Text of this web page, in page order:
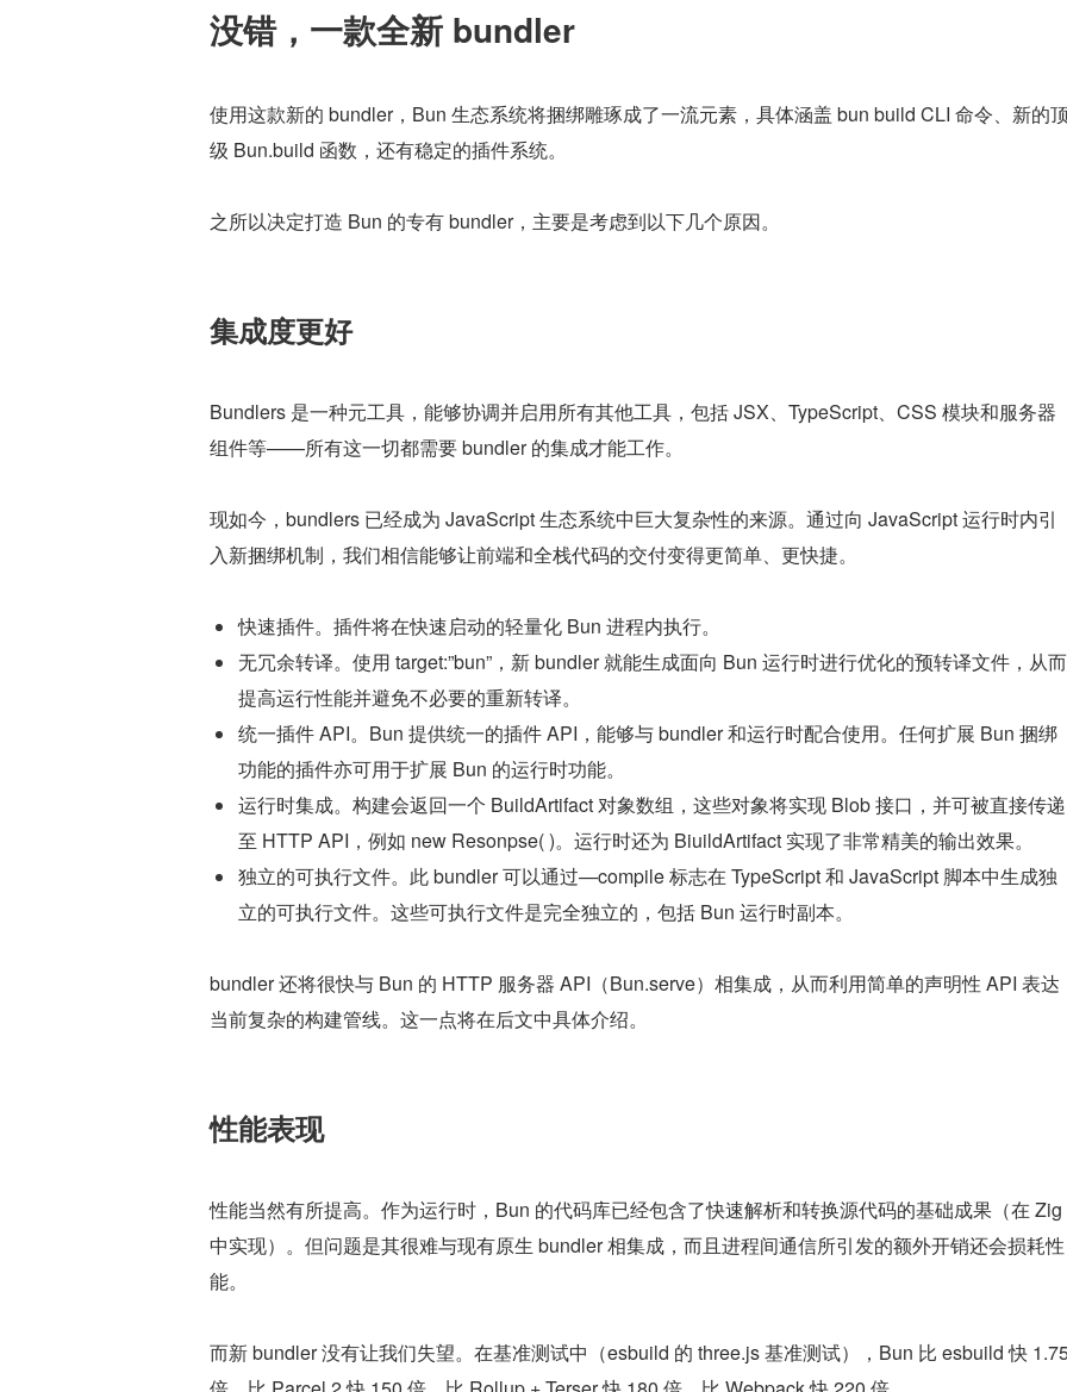
没错，一款全新 bundler
使用这款新的 bundler，Bun 生态系统将捆绑雕琢成了一流元素，具体涵盖 bun build CLI 命令、新的顶
级 Bun.build 函数，还有稳定的插件系统。
之所以决定打造 Bun 的专有 bundler，主要是考虑到以下几个原因。
集成度更好
Bundlers 是一种元工具，能够协调并启用所有其他工具，包括 JSX、TypeScript、CSS 模块和服务器
组件等——所有这一切都需要 bundler 的集成才能工作。
现如今，bundlers 已经成为 JavaScript 生态系统中巨大复杂性的来源。通过向 JavaScript 运行时内引
入新捆绑机制，我们相信能够让前端和全栈代码的交付变得更简单、更快捷。
快速插件。插件将在快速启动的轻量化 Bun 进程内执行。
无冗余转译。使用 target:”bun”，新 bundler 就能生成面向 Bun 运行时进行优化的预转译文件，从而
提高运行性能并避免不必要的重新转译。
统一插件 API。Bun 提供统一的插件 API，能够与 bundler 和运行时配合使用。任何扩展 Bun 捆绑
功能的插件亦可用于扩展 Bun 的运行时功能。
运行时集成。构建会返回一个 BuildArtifact 对象数组，这些对象将实现 Blob 接口，并可被直接传递
至 HTTP API，例如 new Resonpse( )。运行时还为 BiuildArtifact 实现了非常精美的输出效果。
独立的可执行文件。此 bundler 可以通过—compile 标志在 TypeScript 和 JavaScript 脚本中生成独
立的可执行文件。这些可执行文件是完全独立的，包括 Bun 运行时副本。
bundler 还将很快与 Bun 的 HTTP 服务器 API（Bun.serve）相集成，从而利用简单的声明性 API 表达
当前复杂的构建管线。这一点将在后文中具体介绍。
性能表现
性能当然有所提高。作为运行时，Bun 的代码库已经包含了快速解析和转换源代码的基础成果（在 Zig
中实现）。但问题是其很难与现有原生 bundler 相集成，而且进程间通信所引发的额外开销还会损耗性
能。
而新 bundler 没有让我们失望。在基准测试中（esbuild 的 three.js 基准测试），Bun 比 esbuild 快